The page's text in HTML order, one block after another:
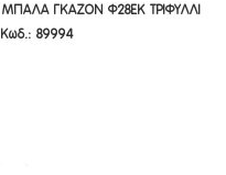
ΜΠΑΛΑ ΓΚΑΖΟΝ Φ28ΕΚ ΤΡΙΦΥΛΛΙ
ΠΡΑΣΙΝΗ
ΜΠΑΛΑ ΓΚΑΖΟΝ Φ28ΕΚ ΤΡΙΦΥΛΛΙ
ΠΡΑΣΙΝΗ
Κωδ.: 89994